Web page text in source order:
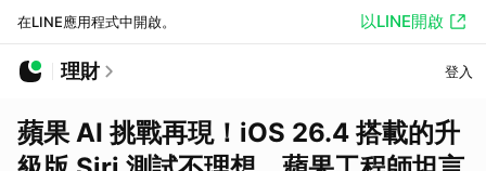
在LINE應用程式中開啟。 以LINE開啟
理財 登入
蘋果 AI 挑戰再現！iOS 26.4 搭載的升